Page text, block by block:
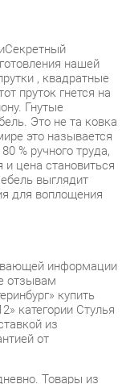
нашей
, квадратные
гнется на
Гнутые
Это не та ковка
это называется
ручного труда,
становиться
выглядит
воплощения
информации
купить
из
от
Товары из
вы
оформления
подъём на этаж